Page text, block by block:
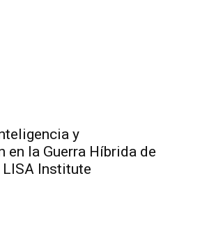
y
en la Guerra Híbrida de
LISA Institute